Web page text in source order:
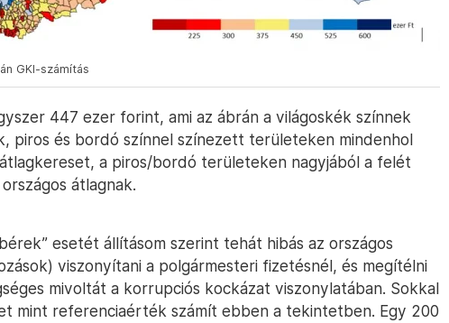
GKI-számítás
447 ezer forint, ami az ábrán a világoskék színnek
piros és bordó színnel színezett területeken mindenhol
a piros/bordó területeken nagyjából a felét
átlagnak.
esetét állításom szerint tehát hibás az országos
viszonyítani a polgármesteri fizetésnél, és megítélni
mivoltát a korrupciós kockázat viszonylatában. Sokkal
mint referenciaérték számít ebben a tekintetben. Egy 200